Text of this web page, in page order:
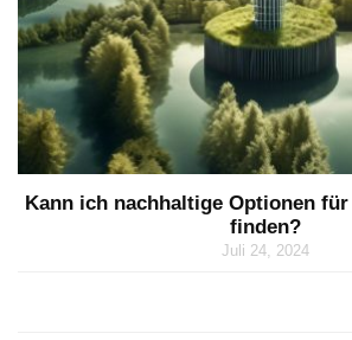
Kann ich nachhaltige Optionen
finden?
Juli 24, 2024